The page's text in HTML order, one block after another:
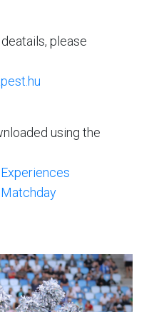
please
using the